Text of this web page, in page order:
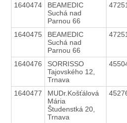
1640474
BEAMEDIC
Suchá nad
Parnou 66
1640475
BEAMEDIC
Suchá nad
Parnou 66
1640476
SORRISSO
Tajovského 12,
Trnava
1640477
MUDr.Košťálová
Mária
Študenstká 20,
Trnava